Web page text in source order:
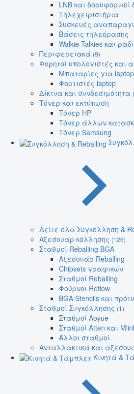
LNB και δορυφορικοί
Τηλεχειριστήρια
Συσκευές
Βάσεις τηλεόρασης
Walkie Talkies και
Περιφερειακά (9)
Φορητοί υπολογιστές και
Μπαταρίες για laptop
Φορτιστές laptop
Δίκτυα και συνδεσιμότητα
Τόνερ και εκτύπωση
Τόνερ HP
Τόνερ άλλων
Τόνερ Samsung
Δείτε όλα Συγκόλληση &
Αξεσουάρ κόλλησης (126)
Σταθμοί Reballing BGA
Αξεσουάρ Reballing
Chipsets γραφικών
Σταθμοί Reballing
Φούρνοι Reflow
BGA Stencils και
Σταθμοί Συγκόλλησης (1)
Σταθμοί Aoyue
Σταθμοί Atten και
Άλλοι σταθμοί
Ανταλλακτικά και
Κινητά &